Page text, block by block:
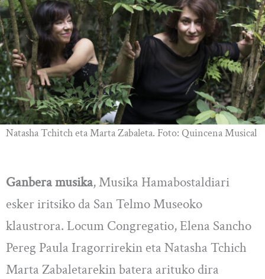
Natasha Tchitch eta Marta Zabaleta. Foto: Quincena Musical
Ganbera musika, Musika Hamabostaldiari
esker iritsiko da San Telmo Museoko
klaustrora. Locum Congregatio, Elena Sancho
Pereg Paula Iragorrirekin eta Natasha Tchich
Marta Zabaletarekin batera arituko dira